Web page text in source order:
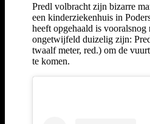
Predl volbracht zijn bizarre
een kinderziekenhuis in
heeft opgehaald is
ongetwijfeld duizelig zijn:
twaalf meter, red.) om de
te komen.